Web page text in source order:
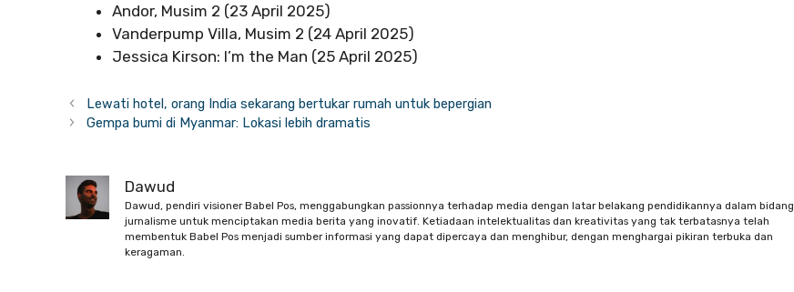
Andor, Musim 2 (23 April 2025)
Vanderpump Villa, Musim 2 (24 April 2025)
Jessica Kirson: I’m the Man (25 April 2025)
Lewati hotel, orang India sekarang bertukar rumah untuk bepergian
Gempa bumi di Myanmar: Lokasi lebih dramatis
Dawud
Dawud, pendiri visioner Babel Pos, menggabungkan passionnya terhadap media dengan latar belakang pendidikannya dalam bidang
jurnalisme untuk menciptakan media berita yang inovatif. Ketiadaan intelektualitas dan kreativitas yang tak terbatasnya telah
membentuk Babel Pos menjadi sumber informasi yang dapat dipercaya dan menghibur, dengan menghargai pikiran terbuka dan
keragaman.